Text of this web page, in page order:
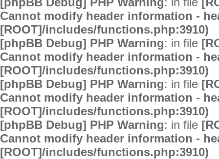
Cannot modify header information -
[ROOT]/includes/functions.php:3910)
[phpBB Debug] PHP Warning: in file
Cannot modify header information -
[ROOT]/includes/functions.php:3910)
[phpBB Debug] PHP Warning: in file
Cannot modify header information -
[ROOT]/includes/functions.php:3910)
[phpBB Debug] PHP Warning: in file
Cannot modify header information -
[ROOT]/includes/functions.php:3910)